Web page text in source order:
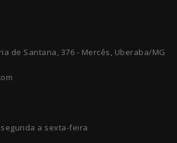
de Santana, 376 - Mercês, Uberaba/MG
a sexta-feira